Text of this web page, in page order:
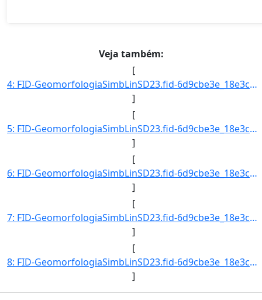
Veja também:
[
4: FID-GeomorfologiaSimbLinSD23.fid-6d9cbe3e_18e3cb6078c_-6862-Folha-SD23-Codigo_Grupo_Genese-4-Nome_Gr]
]
[
5: FID-GeomorfologiaSimbLinSD23.fid-6d9cbe3e_18e3cb6078c_-6861-Folha-SD23-Codigo_Grupo_Genese-4-Nome_Gr]
]
[
6: FID-GeomorfologiaSimbLinSD23.fid-6d9cbe3e_18e3cb6078c_-6860-Folha-SD23-Codigo_Grupo_Genese-4-Nome_Gr]
]
[
7: FID-GeomorfologiaSimbLinSD23.fid-6d9cbe3e_18e3cb6078c_-685f-Folha-SD23-Codigo_Grupo_Genese-4-Nome_Gr]
]
[
8: FID-GeomorfologiaSimbLinSD23.fid-6d9cbe3e_18e3cb6078c_-685e-Folha-SD23-Codigo_Grupo_Genese-4-Nome_Gr]
]